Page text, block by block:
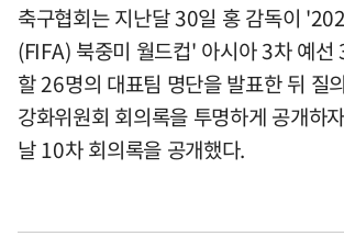
축구협회는 지난달 30일 홍 감독이
(FIFA) 북중미 월드컵' 아시아 3차 예선
할 26명의 대표팀 명단을 발표한 뒤 질
강화위원회 회의록을 투명하게 공개하
날 10차 회의록을 공개했다.